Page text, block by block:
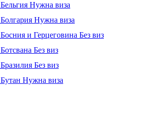
Бельгия Нужна виза
Болгария Нужна виза
Босния и Герцеговина Без виз
Ботсвана Без виз
Бразилия Без виз
Бутан Нужна виза